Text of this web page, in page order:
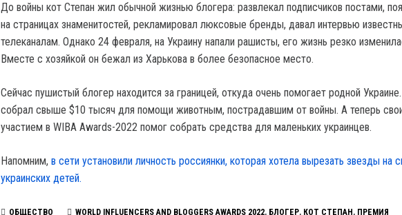
До войны кот Степан жил обычной жизнью блогера: развлекал подписчиков постами,
на страницах знаменитостей, рекламировал люксовые бренды, давал интервью
телеканалам. Однако 24 февраля, на Украину напали рашисты, его жизнь резко
Вместе с хозяйкой он бежал из Харькова в более безопасное место.
Сейчас пушистый блогер находится за границей, откуда очень помогает родной
собрал свыше $10 тысяч для помощи животным, пострадавшим от войны. А теперь
участием в WIBA Awards-2022 помог собрать средства для маленьких украинцев.
Напомним, в сети установили личность россиянки, которая хотела вырезать звезды на
украинских детей.
ОБЩЕСТВО WORLD INFLUENCERS AND BLOGGERS AWARDS 2022, БЛОГЕР, КОТ СТЕПАН , ПРЕМИЯ